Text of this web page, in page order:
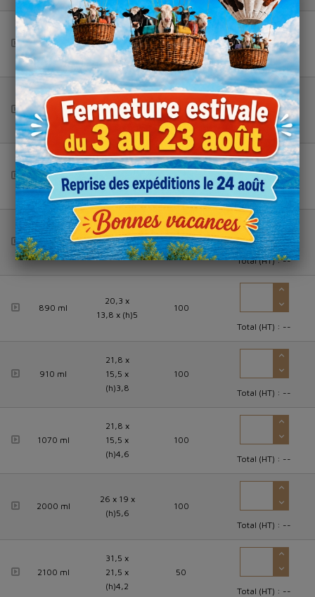
450 ml
14,7 x 12,1
x (h)4
100
Total (HT) :--
500 ml
15 x 12,4 x
4,4
100
Total (HT) :--
610 ml
20,6 x
13,8 x
(h)2,8
100
Total (HT) :
710 ml
22,6 x
13,4 x
(h)3,4
100
Total (HT) :--
890 ml
20,3 x
13,8 x (h)5
100
Total (HT) : --
910 ml
21,8 x
15,5 x
(h)3,8
100
Total (HT) : --
1070 ml
21,8 x
15,5 x
(h)4,6
100
Total (HT) : --
2000 ml
26 x 19 x
(h)5,6
100
Total (HT) : --
2100 ml
31,5 x
21,5 x
(h)4,2
50
Total (HT) : --